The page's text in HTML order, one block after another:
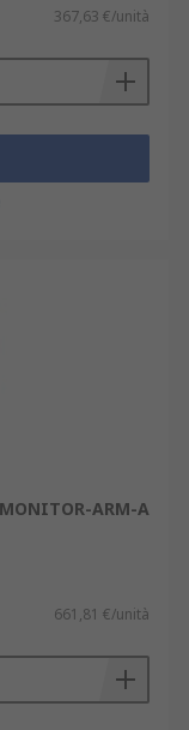
367,63 €/unità
ARM-A
661,81 €/unità